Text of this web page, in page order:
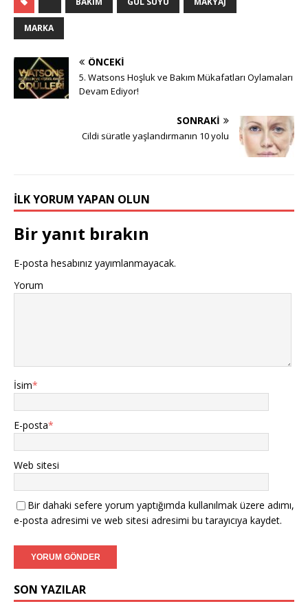
MARKA
ÖNCEKI
5. Watsons Hoşluk ve Bakım Mükafatları Oylamaları
Devam Ediyor!
SONRAKI
Cildi süratle yaşlandırmanın 10 yolu
İLK YORUM YAPAN OLUN
Bir yanıt bırakın
E-posta hesabınız yayımlanmayacak.
Yorum
İsim*
E-posta*
Web sitesi
Bir dahaki sefere yorum yaptığımda kullanılmak üzere adımı,
e-posta adresimi ve web sitesi adresimi bu tarayıcıya kaydet.
SON YAZILAR